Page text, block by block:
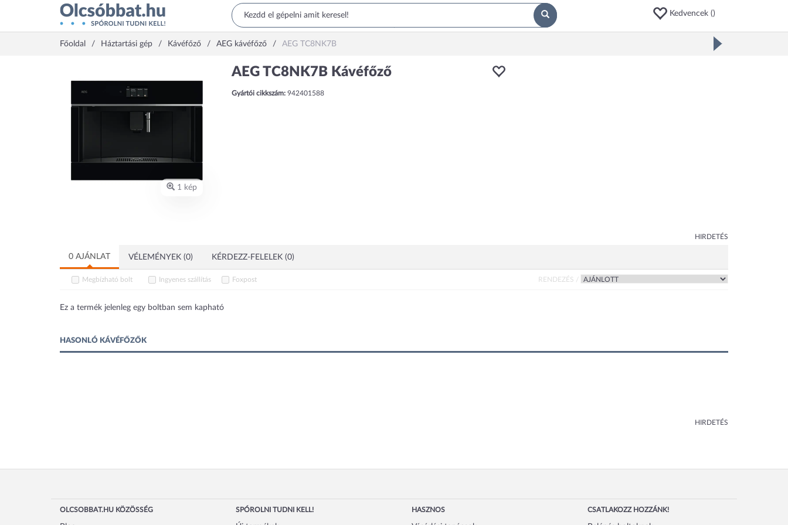
Kedvencek ()
Főoldal Háztartási gép Kávéfőző AEG kávéfőző AEG TC8NK7B
1 kép
AEG TC8NK7B Kávéfőző
Gyártói cikkszám:942401588
HIRDETÉS
0 AJÁNLAT VÉLEMÉNYEK (0) KÉRDEZZ-FELELEK (0)
Megbízható bolt Ingyenes szállítás Foxpost RENDEZÉS /
Ez a termék jelenleg egy boltban sem kapható
HASONLÓ KÁVÉFŐZŐK
HIRDETÉS
OLCSOBBAT.HU KÖZÖSSÉG SPÓROLNI TUDNI KELL! HASZNOS CSATLAKOZZ HOZZÁNK!